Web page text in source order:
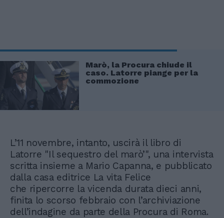
Marò, la Procura chiude il
caso. Latorre piange per la
commozione
L’11 novembre, intanto, uscirà il libro di
Latorre "Il sequestro del marò’", una intervista
scritta insieme a Mario Capanna, e pubblicato
dalla casa editrice La vita Felice
che ripercorre la vicenda durata dieci anni,
finita lo scorso febbraio con l’archiviazione
dell’indagine da parte della Procura di Roma.